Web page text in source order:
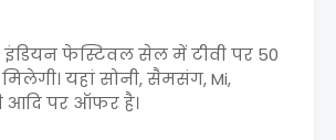
फेस्टिवल सेल में टीवी पर 50
यहां सोनी, सैमसंग, Mi,
पर ऑफर है।